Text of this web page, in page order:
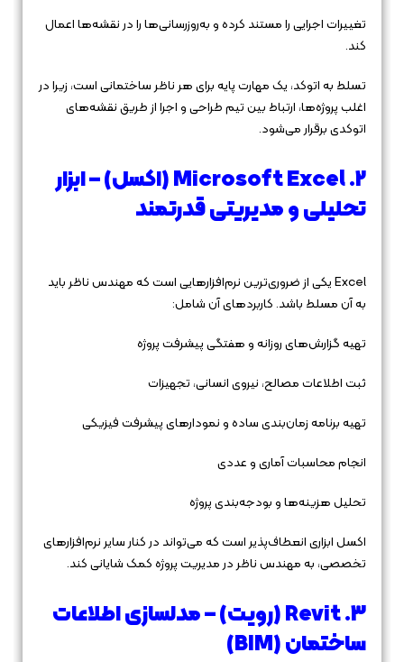
تغییرات اجرایی را مستند کرده و به‌روزرسانی‌ها را در نقشه‌ها اعمال
کند.
تسلط به اتوکد، یک مهارت پایه برای هر ناظر ساختمانی است، زیرا در
اغلب پروژه‌ها، ارتباط بین تیم طراحی و اجرا از طریق نقشه‌های
اتوکدی برقرار می‌شود.
2. Microsoft Excel (اکسل) – ابزار
تحلیلی و مدیریتی قدرتمند
Excel یکی از ضروری‌ترین نرم‌افزارهایی است که مهندس ناظر باید
به آن مسلط باشد. کاربردهای آن شامل:
تهیه گزارش‌های روزانه و هفتگی پیشرفت پروژه
ثبت اطلاعات مصالح، نیروی انسانی، تجهیزات
تهیه برنامه زمان‌بندی ساده و نمودارهای پیشرفت فیزیکی
انجام محاسبات آماری و عددی
تحلیل هزینه‌ها و بودجه‌بندی پروژه
اکسل ابزاری انعطاف‌پذیر است که می‌تواند در کنار سایر نرم‌افزارهای
تخصصی، به مهندس ناظر در مدیریت پروژه کمک شایانی کند.
3. Revit (رویت) – مدلسازی اطلاعات
ساختمان (BIM)